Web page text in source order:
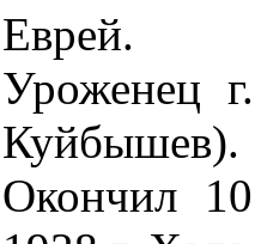
Еврей.
Уроженец
Куйбышев).
Окончил